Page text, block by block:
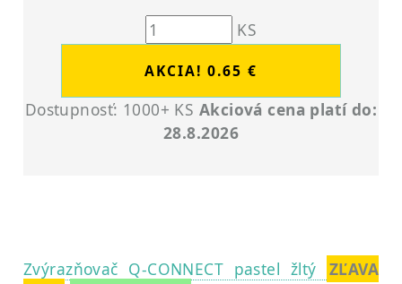
KS
Dostupnosť: 1000+ KS Akciová cena platí do:
28.8.2026
Zvýrazňovač Q-CONNECT pastel žltý
ZĽAVA